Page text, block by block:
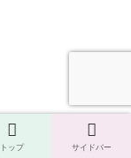
せん。
が付
トップ サイドバー